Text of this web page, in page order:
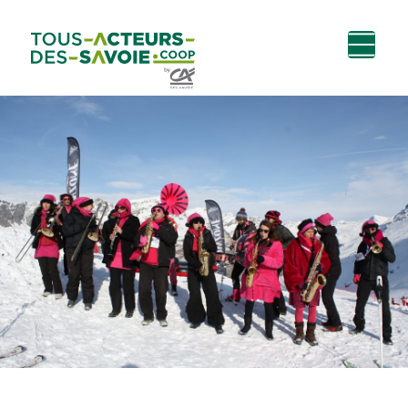
contenu
principal